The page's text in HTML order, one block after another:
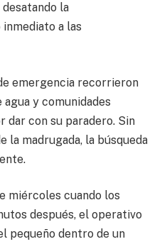
la
a las
emergencia recorrieron
agua y comunidades
dar con su paradero. Sin
la madrugada, la búsqueda
miércoles cuando los
después, el operativo
pequeño dentro de un